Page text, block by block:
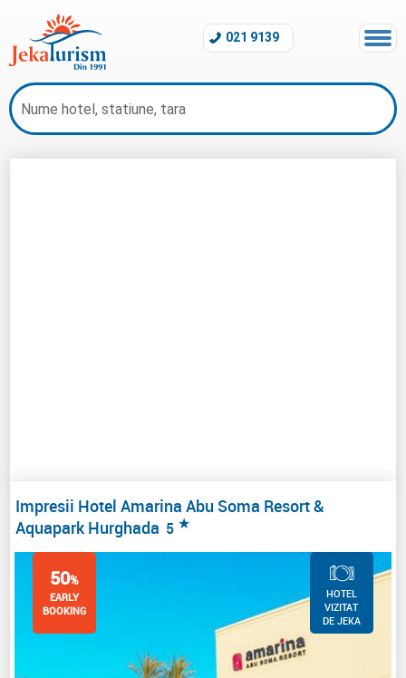
021 9139
Impresii Hotel Amarina Abu Soma Resort &
Aquapark Hurghada 5 ★
50%
EARLY
BOOKING
HOTEL
VIZITAT
DE JEKA